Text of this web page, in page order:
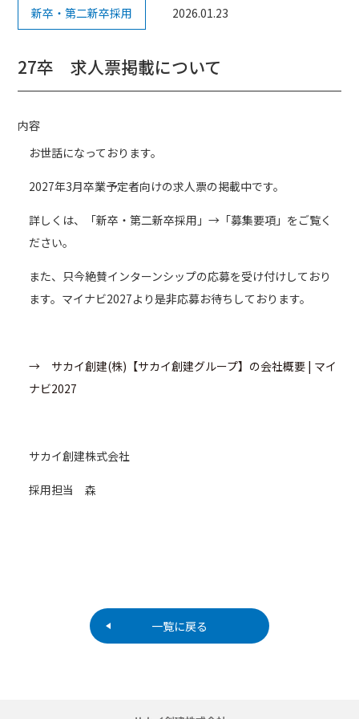
新卒・第二新卒採用 2026.01.23
27卒 求人票掲載について
内容
お世話になっております。
2027年3月卒業予定者向けの求人票の掲載中です。
詳しくは、「新卒・第二新卒採用」→「募集要項」をご覧く
ださい。
また、只今絶賛インターンシップの応募を受け付けしており
ます。マイナビ2027より是非応募お待ちしております。
→ サカイ創建(株)【サカイ創建グループ】の会社概要 | マイ
ナビ2027
サカイ創建株式会社
採用担当 森
一覧に戻る